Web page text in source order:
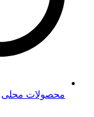
محصولات محلی